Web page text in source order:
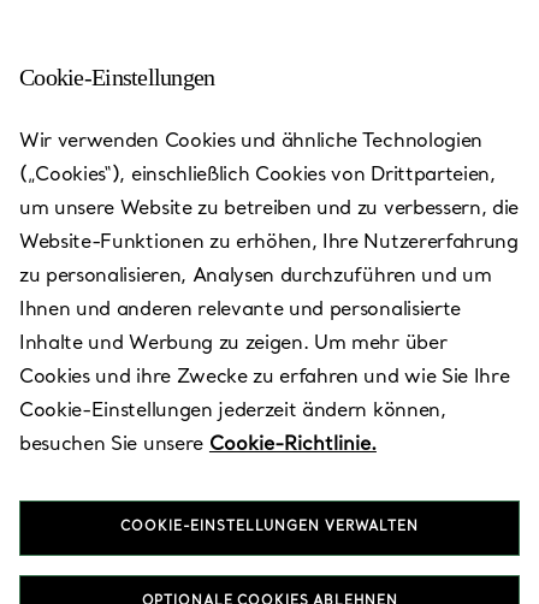
Wuxi - Center 66
Heute bis 22:00 geöffnet
Verfügbare Leistungen
139 Renmin Middle Road,Wuxi Jiangsu,CN
Besuchen Sie uns
Cookie-Einstellungen
Wir verwenden Cookies und ähnliche Technologien
(„Cookies“), einschließlich Cookies von Drittparteien,
um unsere Website zu betreiben und zu verbessern, die
Website-Funktionen zu erhöhen, Ihre Nutzererfahrung
zu personalisieren, Analysen durchzuführen und um
Ihnen und anderen relevante und personalisierte
Inhalte und Werbung zu zeigen. Um mehr über
Cookies und ihre Zwecke zu erfahren und wie Sie Ihre
Cookie-Einstellungen jederzeit ändern können,
besuchen Sie unsere Cookie-Richtlinie.
COOKIE-EINSTELLUNGEN VERWALTEN